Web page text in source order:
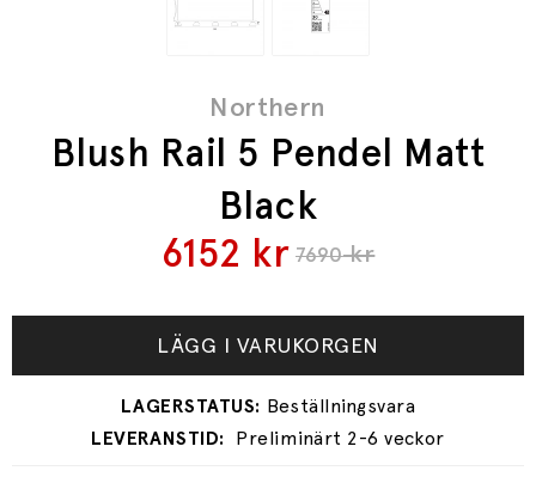
Northern
Blush Rail 5 Pendel Matt
Black
7690kr
6152 kr
LÄGG I VARUKORGEN
Preliminärt 2-6 veckor